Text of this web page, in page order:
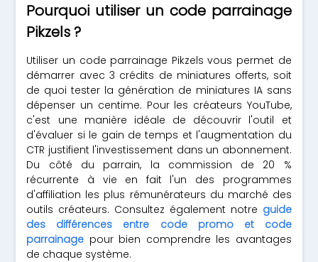
Pourquoi utiliser un code parrainage
Pikzels ?
Utiliser un code parrainage Pikzels vous permet de
démarrer avec 3 crédits de miniatures offerts, soit
de quoi tester la génération de miniatures IA sans
dépenser un centime. Pour les créateurs YouTube,
c'est une manière idéale de découvrir l'outil et
d'évaluer si le gain de temps et l'augmentation du
CTR justifient l'investissement dans un abonnement.
Du côté du parrain, la commission de 20 %
récurrente à vie en fait l'un des programmes
d'affiliation les plus rémunérateurs du marché des
outils créateurs. Consultez également notre guide
des différences entre code promo et code
parrainage pour bien comprendre les avantages
de chaque système.